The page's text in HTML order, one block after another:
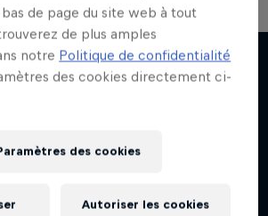
!
of Red Bull Symphonic
Metro Boomin
avec le producteur Metro
de page du site web à tout
de plus amples
notre Politique de confidentialité
des cookies directement ci-
des cookies
Autoriser les cookies